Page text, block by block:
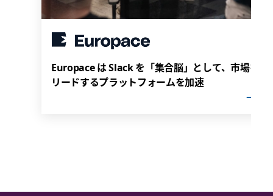
Europace は Slack を「集合脳」として、市場を
リードするプラットフォームを加速